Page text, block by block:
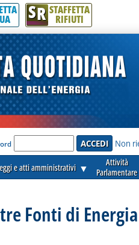
SR STAFFETTA
RIFIUTI
Non
e atti amministrativi ▼
Attività
Parlamentare
Fonti di